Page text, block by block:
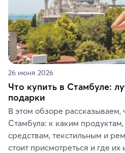
26 июня 2026
Что купить в Стамбуле:
подарки
В этом обзоре рассказываем,
Стамбула: к каким
средствам, текстильным и
стоит присмотреться и где их